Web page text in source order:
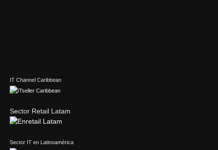
IT Channel Caribbean
Sector Retail Latam
Sector IT en Latinoamérica